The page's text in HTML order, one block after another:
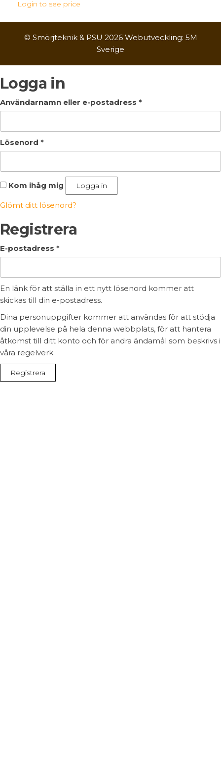
Login to see price
© Smörjteknik & PSU 2026 Webutveckling: 5M
Sverige
Logga in
Användarnamn eller e-postadress *
Lösenord *
Kom ihåg mig Logga in
Glömt ditt lösenord?
Registrera
E-postadress *
En länk för att ställa in ett nytt lösenord kommer att
skickas till din e-postadress.
Dina personuppgifter kommer att användas för att stödja
din upplevelse på hela denna webbplats, för att hantera
åtkomst till ditt konto och för andra ändamål som beskrivs i
våra regelverk.
Registrera